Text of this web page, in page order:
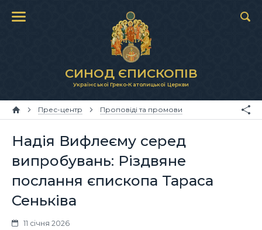
СИНОД ЄПИСКОПІВ
Української Греко-Католицької Церкви
Прес-центр Проповіді та промови
Надія Вифлеєму серед
випробувань: Різдвяне
послання єпископа Тараса
Сеньківа
11 січня 2026